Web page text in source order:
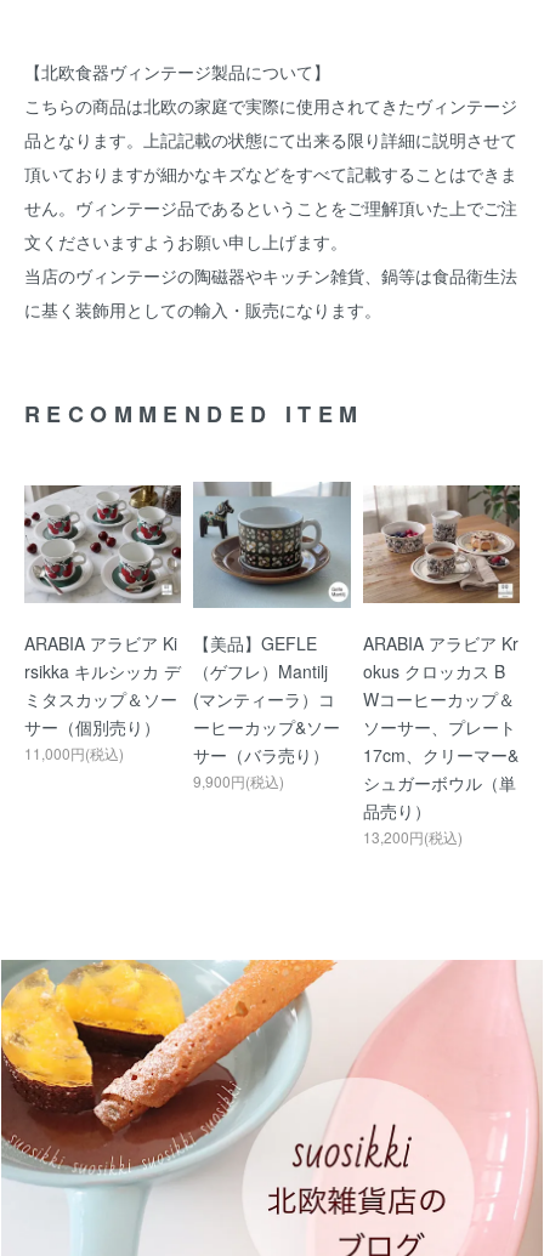
【北欧食器ヴィンテージ製品について】
こちらの商品は北欧の家庭で実際に使用されてきたヴィンテージ
品となります。上記記載の状態にて出来る限り詳細に説明させて
頂いておりますが細かなキズなどをすべて記載することはできま
せん。ヴィンテージ品であるということをご理解頂いた上でご注
文くださいますようお願い申し上げます。
当店のヴィンテージの陶磁器やキッチン雑貨、鍋等は食品衛生法
に基く装飾用としての輸入・販売になります。
RECOMMENDED ITEM
ARABIA アラビア Ki
rsikka キルシッカ デ
ミタスカップ＆ソー
サー（個別売り）
11,000円(税込)
【美品】GEFLE
（ゲフレ）Mantilj
(マンティーラ）コ
ーヒーカップ&ソー
サー（バラ売り）
9,900円(税込)
ARABIA アラビア Kr
okus クロッカス B
Wコーヒーカップ＆
ソーサー、プレート
17cm、クリーマー&
シュガーボウル（単
品売り）
13,200円(税込)